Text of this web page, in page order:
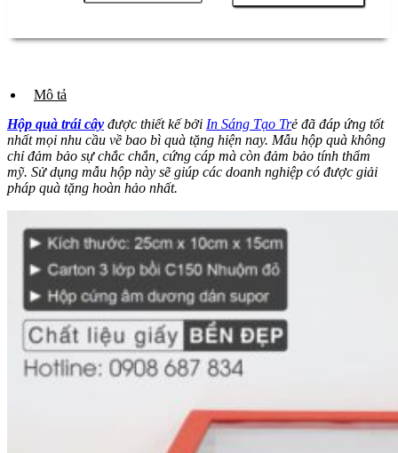
Mô tả
Hộp quà trái cây được thiết kế bởi In Sáng Tạo Trẻ đã đáp ứng tốt
nhất mọi nhu cầu về bao bì quà tặng hiện nay. Mẫu hộp quà không
chỉ đảm bảo sự chắc chắn, cứng cáp mà còn đảm bảo tính thẩm
mỹ. Sử dụng mẫu hộp này sẽ giúp các doanh nghiệp có được giải
pháp quà tặng hoàn hảo nhất.